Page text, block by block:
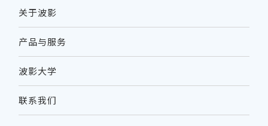
关于波影
产品与服务
波影大学
联系我们